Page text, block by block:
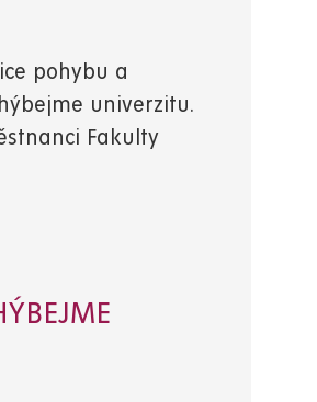
pohybu a
univerzitu.
Fakulty